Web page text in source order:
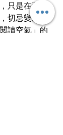
只是在選擇
切忌變成
讀空氣」的